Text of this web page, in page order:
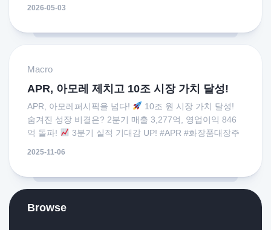
2026-05-03
Macro
APR, 아모레 제치고 10조 시장 가치 달성!
APR, 아모레퍼시픽을 넘다!
10조 원 시장 가치 달성!
숨겨진 성장 비결은? 2분기 매출 3,277억, 영업이익 846
억 돌파!
3분기 실적 기대감 UP! #APR #화장품대장주
2025-11-06
Browse